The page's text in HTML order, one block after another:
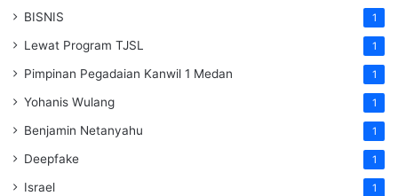
BISNIS 1
Lewat Program TJSL 1
Pimpinan Pegadaian Kanwil 1 Medan 1
Yohanis Wulang 1
Benjamin Netanyahu 1
Deepfake 1
Israel 1